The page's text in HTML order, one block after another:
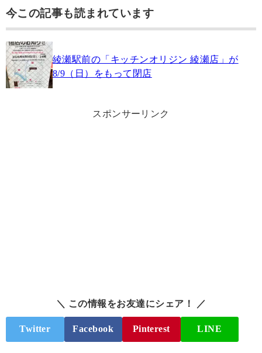
今この記事も読まれています
綾瀬駅前の「キッチンオリジン 綾瀬店」が
8/9（日）をもって閉店
スポンサーリンク
＼ この情報をお友達にシェア！ ／
Twitter Facebook Pinterest LINE